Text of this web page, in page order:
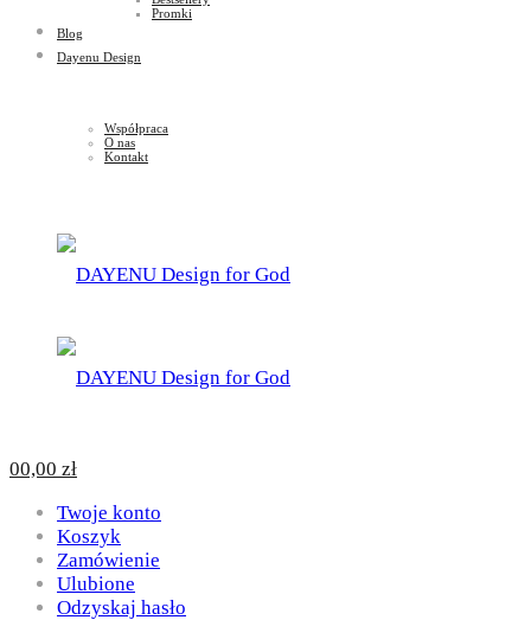
Promki
Blog
Dayenu Design
Współpraca
O nas
Kontakt
00,00 zł
Twoje konto
Koszyk
Zamówienie
Ulubione
Odzyskaj hasło